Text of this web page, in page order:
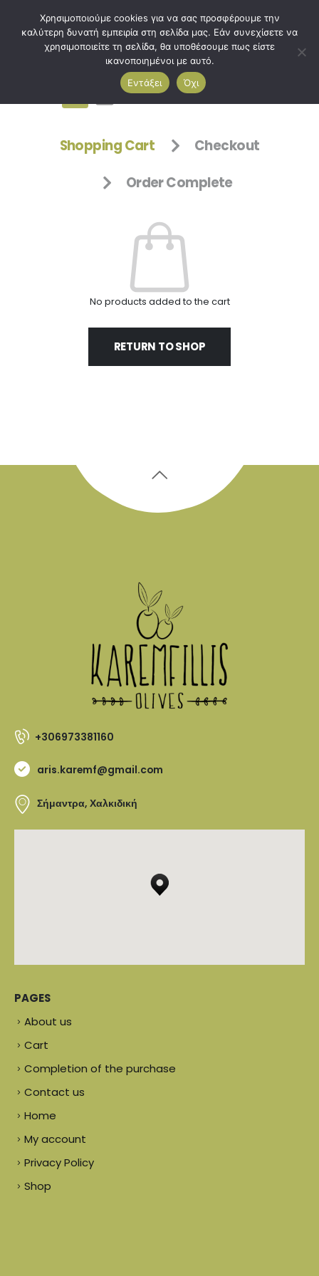
Shopping Cart Checkout
Order Complete
No products added to the cart
RETURN TO SHOP
+306973381160
aris.karemf@gmail.com
Σήμαντρα, Χαλκιδική
PAGES
About us
Cart
Completion of the purchase
Contact us
Home
My account
Privacy Policy
Shop
Χρησιμοποιούμε cookies για να σας προσφέρουμε την
καλύτερη δυνατή εμπειρία στη σελίδα μας. Εάν συνεχίσετε να
χρησιμοποιείτε τη σελίδα, θα υποθέσουμε πως είστε
ικανοποιημένοι με αυτό.
Εντάξει
Όχι